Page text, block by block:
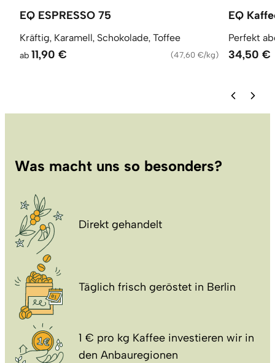
EQ ESPRESSO 75
Kräftig, Karamell, Schokolade, Toffee
ab 11,90 € (47,60 €/kg)
EQ
Perfekt
34,50 €
Was macht uns so besonders?
Direkt gehandelt
Täglich frisch geröstet in Berlin
1 € pro kg Kaffee investieren wir in
den Anbauregionen